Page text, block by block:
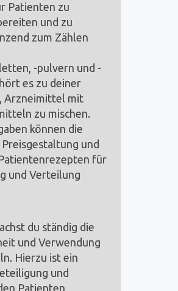
Patienten zu
und zu
zum Zählen
-pulvern und -
es zu deiner
Arzneimittel mit
zu mischen.
können die
und
für
und Verteilung
du ständig die
und Verwendung
Hierzu ist ein
und
Patienten